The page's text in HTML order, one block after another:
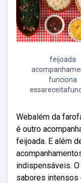
feijoada
funciona
Webalém da
é outro
feijoada. E além
indispensáveis.
sabores intensos